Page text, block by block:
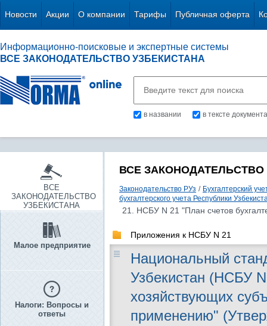
Новости Акции О компании Тарифы Публичная оферта
Информационно-поисковые и экспертные системы
ВСЕ ЗАКОНОДАТЕЛЬСТВО УЗБЕКИСТАНА
в названии в тексте документа
ВСЕ
ЗАКОНОДАТЕЛЬСТВО
УЗБЕКИСТАНА
Малое предприятие
Налоги: Вопросы и
ответы
ВСЕ ЗАКОНОДАТЕЛЬСТВО
Законодательство РУз / Бухгалтерский
бухгалтерского учета Республики
21. НСБУ N 21 "План счетов
Приложения к НСБУ N 21
Национальный
Узбекистан (НСБУ N
хозяйствующих
применению"